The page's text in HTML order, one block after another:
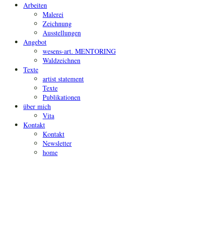
Arbeiten
Malerei
Zeichnung
Ausstellungen
Angebot
wesens-art. MENTORING
Waldzeichnen
Texte
artist statement
Texte
Publikationen
über mich
Vita
Kontakt
Kontakt
Newsletter
home